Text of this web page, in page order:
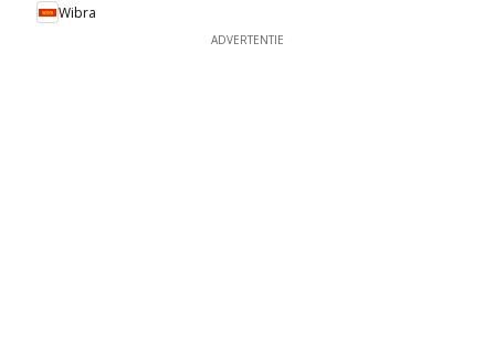
Wibra
ADVERTENTIE